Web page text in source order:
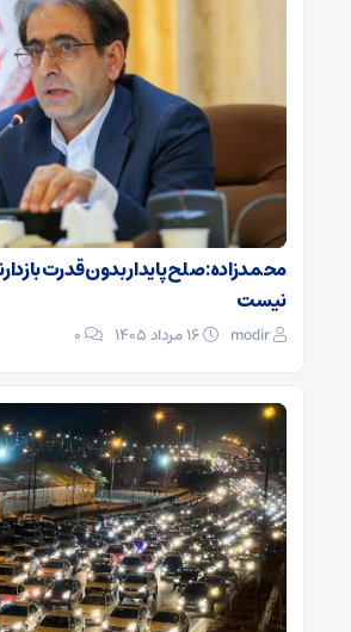
محمدزاده: صلح پایدار بدون قدرت
نیست
modir
0